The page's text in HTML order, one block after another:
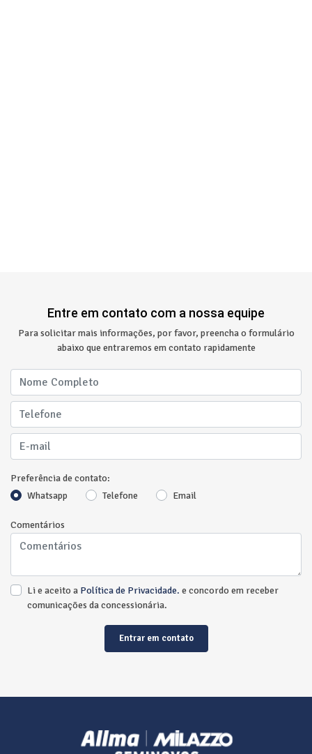
Entre em contato com a nossa equipe
Para solicitar mais informações, por favor, preencha o formulário
abaixo que entraremos em contato rapidamente
Preferência de contato:
Whatsapp
Telefone Email
Comentários
Li e aceito a Política de Privacidade. e concordo em receber
comunicações da concessionária.
Entrar em contato